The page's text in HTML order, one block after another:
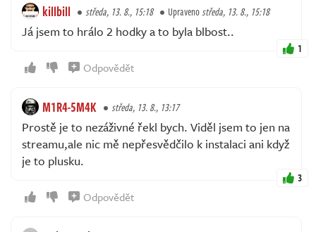
killbill středa, 13. 8., 15:18 Upravenostředa, 13. 8., 15:18
Já jsem to hrálo 2 hodky a to byla blbost..
1
Odpovědět
M1R4-5M4K středa, 13. 8., 13:17
Prostě je to nezáživné řekl bych. Viděl jsem to jen na
streamu,ale nic mě nepřesvědčilo k instalaci ani když
je to plusku.
3
Odpovědět